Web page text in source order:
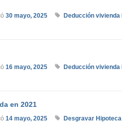
30 mayo, 2025 Deducción vivienda
16 mayo, 2025 Deducción vivienda
en 2021
14 mayo, 2025 Desgravar Hipoteca